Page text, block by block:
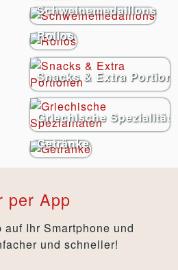
Schweinemedaillons
Rollos
Snacks & Extra
Griechische
Getränke
per App
Ihr Smartphone und
und schneller!